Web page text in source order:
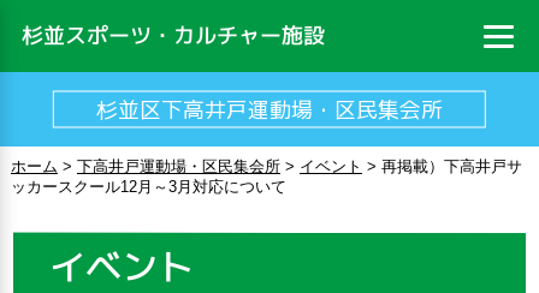
杉並スポーツ・カルチャー施設
杉並区下高井戸運動場・区民集会所
ホーム > 下高井戸運動場・区民集会所> イベント > 再掲載）下高井戸サ
ッカースクール12月～3月対応について
イベント